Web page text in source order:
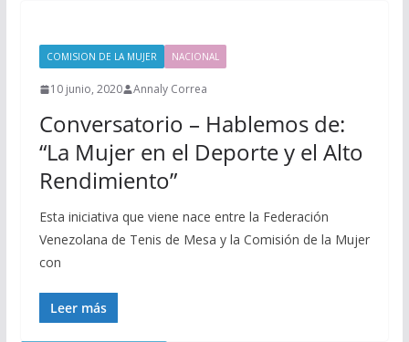
COMISION DE LA MUJER NACIONAL
10 junio, 2020 Annaly Correa
Conversatorio – Hablemos de:
“La Mujer en el Deporte y el Alto
Rendimiento”
Esta iniciativa que viene nace entre la Federación
Venezolana de Tenis de Mesa y la Comisión de la Mujer
con
Leer más